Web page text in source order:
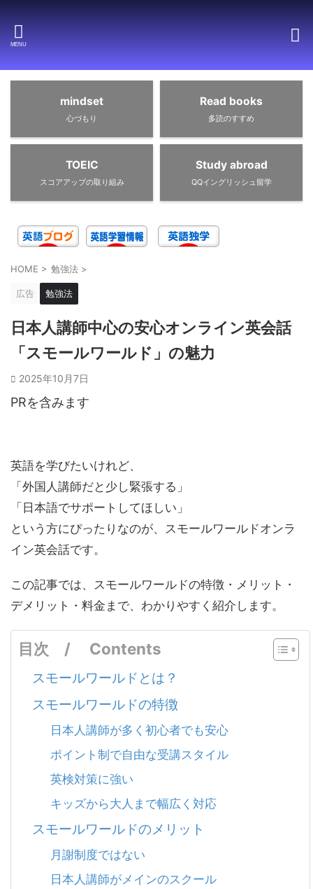
mindset
心づもり
Read books
多読のすすめ
TOEIC
スコアアップの取り組み
Study abroad
QQイングリッシュ留学
HOME > 勉強法 >
広告 勉強法
日本人講師中心の安心オンライン英会話
「スモールワールド」の魅力
2025年10月7日
PRを含みます
英語を学びたいけれど、
「外国人講師だと少し緊張する」
「日本語でサポートしてほしい」
という方にぴったりなのが、スモールワールドオンラ
イン英会話です。
この記事では、スモールワールドの特徴・メリット・
デメリット・料金まで、わかりやすく紹介します。
目次 / Contents
スモールワールドとは？
スモールワールドの特徴
日本人講師が多く初心者でも安心
ポイント制で自由な受講スタイル
英検対策に強い
キッズから大人まで幅広く対応
スモールワールドのメリット
月謝制度ではない
日本人講師がメインのスクール